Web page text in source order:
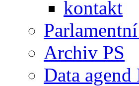
kontakt
Archiv PS
Data agend